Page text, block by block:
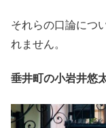
それらの口論につ
れません。
垂井町の小岩井悠